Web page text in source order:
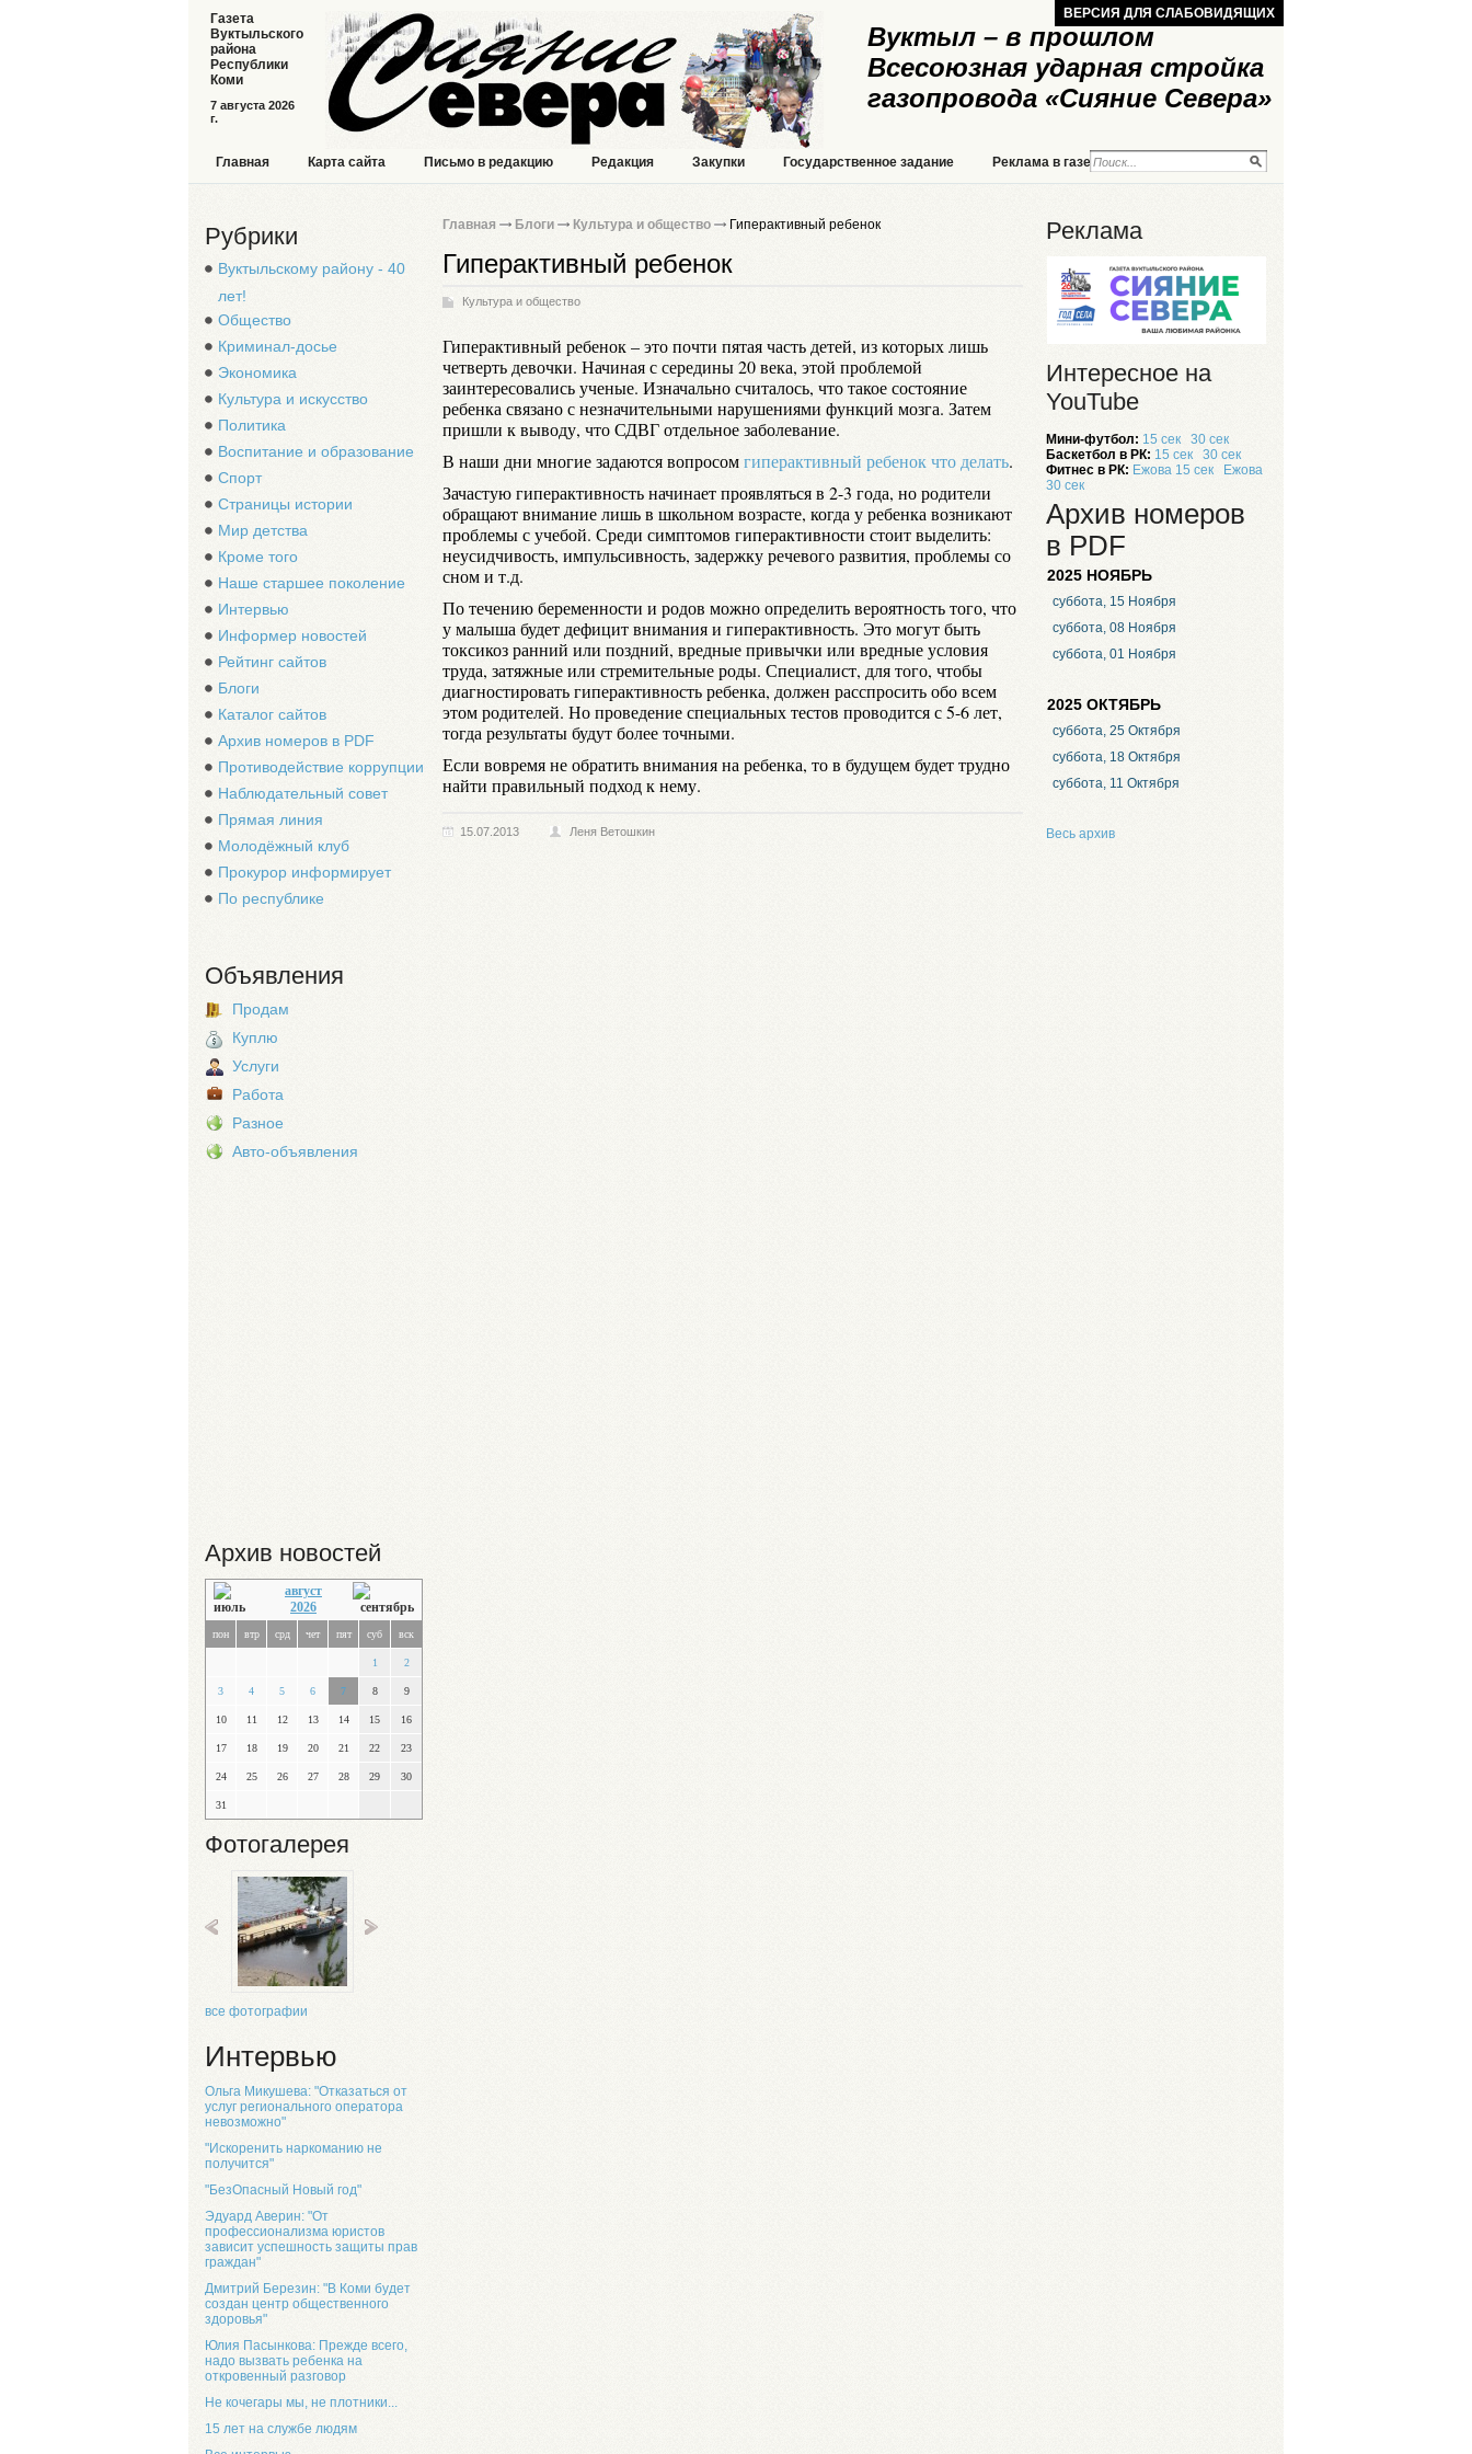
Вуктыл – в прошлом
Всесоюзная ударная стройка
газопровода «Сияние Севера»
7 августа 2026
г.
Газета
Вуктыльского
района
Республики
Коми
ВЕРСИЯ ДЛЯ СЛАБОВИДЯЩИХ
Главная Карта сайта Письмо в редакцию Редакция Закупки Государственное задание Реклама в газете Реклама на сайте
Рубрики
Вуктыльскому району - 40
лет!
Общество
Криминал-досье
Экономика
Культура и искусство
Политика
Воспитание и образование
Спорт
Страницы истории
Мир детства
Кроме того
Наше старшее поколение
Интервью
Информер новостей
Рейтинг сайтов
Блоги
Каталог сайтов
Архив номеров в PDF
Противодействие коррупции
Наблюдательный совет
Прямая линия
Молодёжный клуб
Прокурор информирует
По республике
Объявления
Продам
Куплю
Услуги
Работа
Разное
Авто-объявления
Архив новостей
август
2026
пон втр срд чет пят суб вск
1 2
3 4 5 6 7 8 9
10 11 12 13 14 15 16
17 18 19 20 21 22 23
24 25 26 27 28 29 30
31
Фотогалерея
все фотографии
Интервью
Ольга Микушева: "Отказаться от
услуг регионального оператора
невозможно"
"Искоренить наркоманию не
получится"
"БезОпасный Новый год"
Эдуард Аверин: "От
профессионализма юристов
зависит успешность защиты прав
граждан"
Дмитрий Березин: "В Коми будет
создан центр общественного
здоровья"
Юлия Пасынкова: Прежде всего,
надо вызвать ребенка на
откровенный разговор
Не кочегары мы, не плотники...
15 лет на службе людям
Главная Блоги Культура и общество Гиперактивный ребенок
Гиперактивный ребенок
Культура и общество
Гиперактивный ребенок – это почти пятая часть детей, из которых лишь
четверть девочки. Начиная с середины 20 века, этой проблемой
заинтересовались ученые. Изначально считалось, что такое состояние
ребенка связано с незначительными нарушениями функций мозга. Затем
пришли к выводу, что СДВГ отдельное заболевание.
В наши дни многие задаются вопросомгиперактивный ребенок что делать.
Зачастую гиперактивность начинает проявляться в 2-3 года, но родители
обращают внимание лишь в школьном возрасте, когда у ребенка возникают
проблемы с учебой. Среди симптомов гиперактивности стоит выделить:
неусидчивость, импульсивность, задержку речевого развития, проблемы со
сном и т.д.
По течению беременности и родов можно определить вероятность того, что
у малыша будет дефицит внимания и гиперактивность. Это могут быть
токсикоз ранний или поздний, вредные привычки или вредные условия
труда, затяжные или стремительные роды. Специалист, для того, чтобы
диагностировать гиперактивность ребенка, должен расспросить обо всем
этом родителей. Но проведение специальных тестов проводится с 5-6 лет,
тогда результаты будут более точными.
Если вовремя не обратить внимания на ребенка, то в будущем будет трудно
найти правильный подход к нему.
15.07.2013 Леня Ветошкин
Реклама
Интересное на
YouTube
Мини-футбол: 15 сек
30 сек
Баскетбол в РК: 15 сек
30 сек
Фитнес в РК: Ежова 15 сек
Ежова
30 сек
Архив номеров
в PDF
2025 НОЯБРЬ
суббота, 15 Ноября
суббота, 08 Ноября
суббота, 01 Ноября
2025 ОКТЯБРЬ
суббота, 25 Октября
суббота, 18 Октября
суббота, 11 Октября
Весь архив